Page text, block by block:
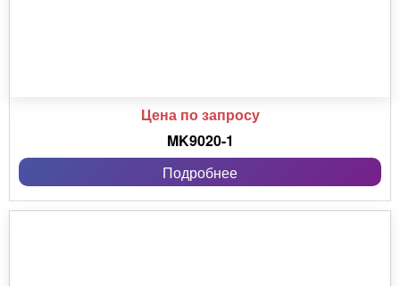
Цена по запросу
MK9020-1
Подробнее